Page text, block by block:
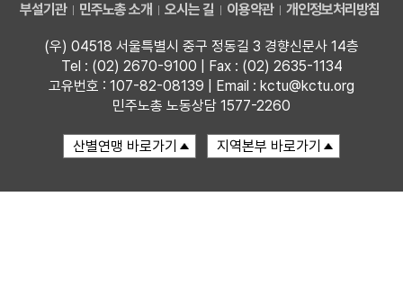
부설기관 민주노총 소개 오시는 길 이용약관 개인정보처리방침
(우) 04518 서울특별시 중구 정동길 3 경향신문사 14층
Tel : (02) 2670-9100 | Fax : (02) 2635-1134
고유번호 : 107-82-08139 | Email : kctu@kctu.org
민주노총 노동상담 1577-2260